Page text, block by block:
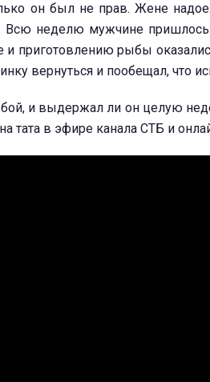
он был не прав. Жене
Всю неделю мужчине
и приготовлению рыбы
вернуться и пообещал, что
и выдержал ли он целую
тата в эфире канала СТБ и